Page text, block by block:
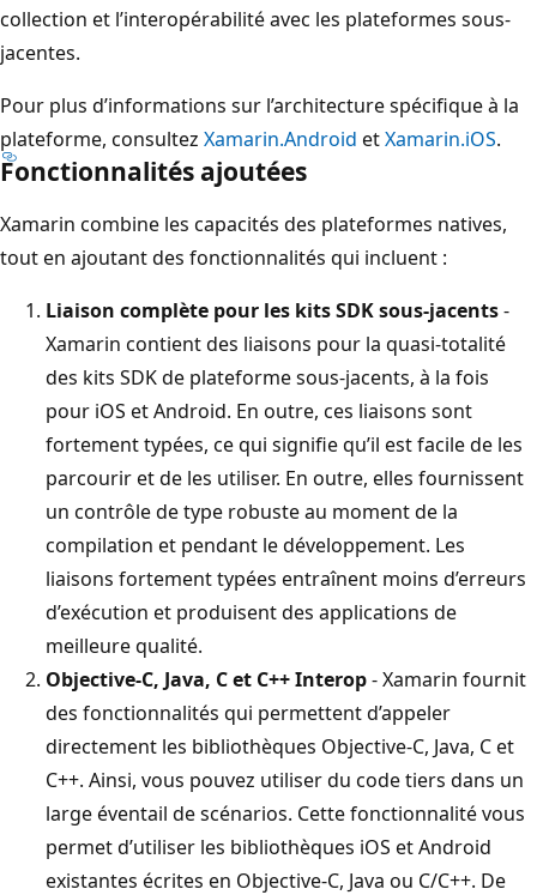
collection et l’interopérabilité avec les plateformes sous-
jacentes.
Pour plus d’informations sur l’architecture spécifique à la
plateforme, consultez Xamarin.Android etXamarin.iOS.
Fonctionnalités ajoutées
Xamarin combine les capacités des plateformes natives,
tout en ajoutant des fonctionnalités qui incluent :
Liaison complète pour les kits SDK sous-jacents-
Xamarin contient des liaisons pour la quasi-totalité
des kits SDK de plateforme sous-jacents, à la fois
pour iOS et Android. En outre, ces liaisons sont
fortement typées, ce qui signifie qu’il est facile de les
parcourir et de les utiliser. En outre, elles fournissent
un contrôle de type robuste au moment de la
compilation et pendant le développement. Les
liaisons fortement typées entraînent moins d’erreurs
d’exécution et produisent des applications de
meilleure qualité.
Objective-C, Java, C et C++ Interop- Xamarin fournit
des fonctionnalités qui permettent d’appeler
directement les bibliothèques Objective-C, Java, C et
C++. Ainsi, vous pouvez utiliser du code tiers dans un
large éventail de scénarios. Cette fonctionnalité vous
permet d’utiliser les bibliothèques iOS et Android
existantes écrites en Objective-C, Java ou C/C++. De